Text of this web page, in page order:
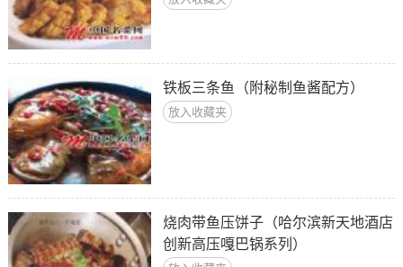
铁板三条鱼（附秘制鱼酱配方）
放入收藏夹
烧肉带鱼压饼子（哈尔滨新天地酒店
创新高压嘎巴锅系列）